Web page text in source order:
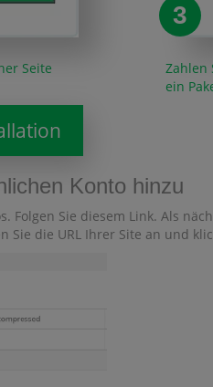
Seite
3
Zahlen
ein
Konto hinzu
Sie diesem Link. Als
Sie die URL Ihrer Site an und